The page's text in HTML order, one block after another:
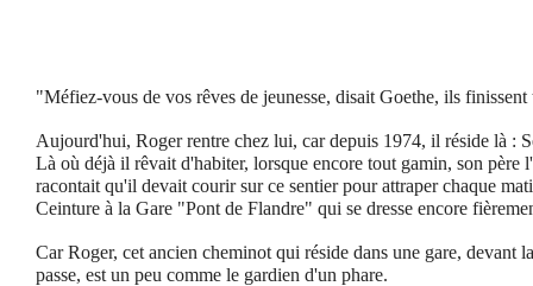
"Méfiez-vous de vos rêves de jeunesse, disait Goethe, ils
Aujourd'hui, Roger rentre chez lui, car depuis 1974, il réside là :
Là où déjà il rêvait d'habiter, lorsque encore tout gamin, son père
racontait qu'il devait courir sur ce sentier pour attraper chaque
Ceinture à la Gare "Pont de Flandre" qui se dresse encore
Car Roger, cet ancien cheminot qui réside dans une gare, devant
passe, est un peu comme le gardien d'un phare.